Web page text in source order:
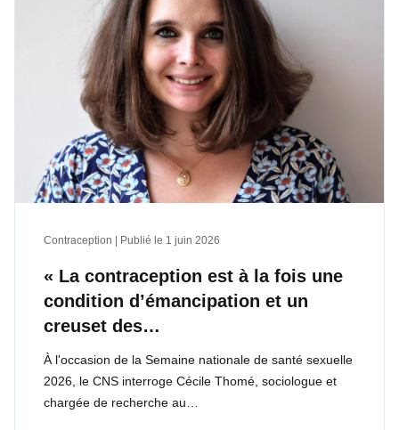
« La contraception est à la fois une
condition d’émancipation et un
creuset des…
À l'occasion de la Semaine nationale de santé sexuelle
2026, le CNS interroge Cécile Thomé, sociologue et
chargée de recherche au…
Contraception | Publié le 1 juin 2026